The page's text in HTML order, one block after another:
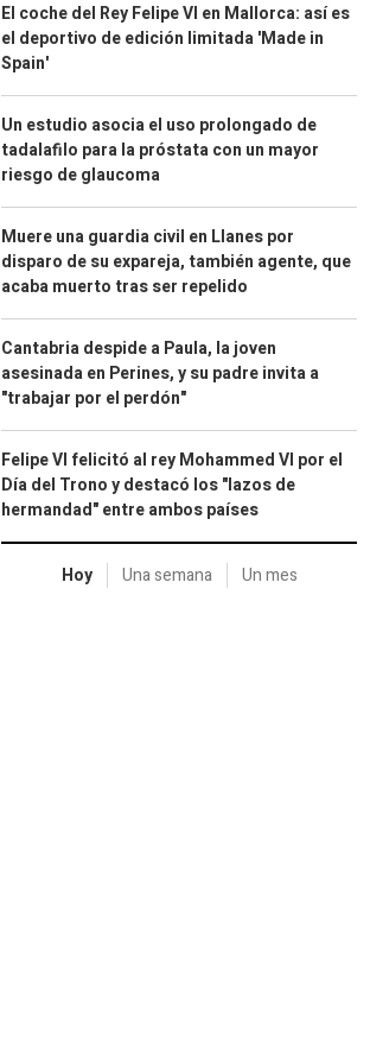
El coche del Rey Felipe VI en Mallorca: así es
el deportivo de edición limitada 'Made in
Spain'
Un estudio asocia el uso prolongado de
tadalafilo para la próstata con un mayor
riesgo de glaucoma
Muere una guardia civil en Llanes por
disparo de su expareja, también agente, que
acaba muerto tras ser repelido
Cantabria despide a Paula, la joven
asesinada en Perines, y su padre invita a
"trabajar por el perdón"
Felipe VI felicitó al rey Mohammed VI por el
Día del Trono y destacó los "lazos de
hermandad" entre ambos países
Hoy Una semana Un mes